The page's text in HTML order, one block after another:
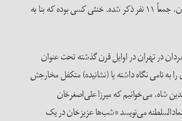
«هم‌میلی میان پسران» ۲٪ ذکر شده است. در سر فصل «معلولین و ناقص‌العضو‌ها»، مثل دیوانه، آبله‌رو، کچل و کله‌طاس، کور و…. تعداد افراد «خنثی» ۶ مرد و ۵ زن، جمعاً ۱۱ نفر ذکر شده. خنثی کسی بوده که بنا به
مردان در تهران در اوایل قرن گذشته تحت عنوان
نامی نگاه داشته یا (نشانیده) متکفل مخارجش
شاه، می‌خوانیم که میرزا علی‌اصغرخان
می‌نویسد «شب‌ها عزیزخان در یک